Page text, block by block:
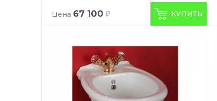
Цена 67 100 КУПИТЬ